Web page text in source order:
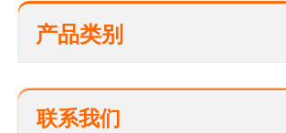
产品类别
联系我们